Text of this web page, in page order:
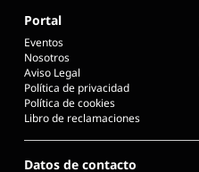
Portal
Eventos
Nosotros
Aviso Legal
Política de privacidad
Política de cookies
Libro de reclamaciones
Datos de contacto